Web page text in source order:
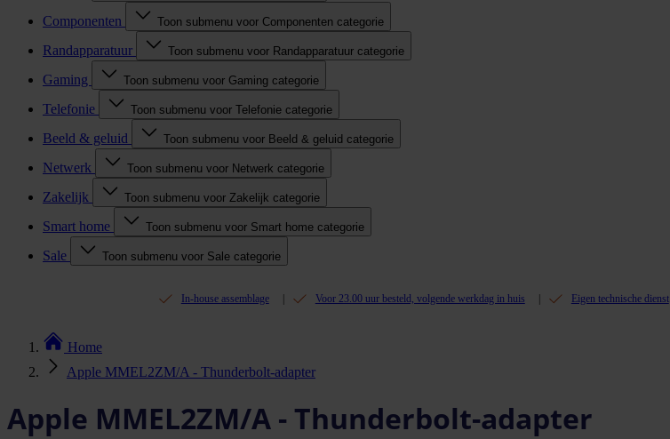
Componenten Toon submenu voor Componenten categorie
Randapparatuur Toon submenu voor Randapparatuur categorie
Gaming Toon submenu voor Gaming categorie
Telefonie Toon submenu voor Telefonie categorie
Beeld & geluid Toon submenu voor Beeld & geluid categorie
Netwerk Toon submenu voor Netwerk categorie
Zakelijk Toon submenu voor Zakelijk categorie
Smart home Toon submenu voor Smart home categorie
Sale Toon submenu voor Sale categorie
In-house assemblage Voor 23.00 uur besteld, volgende werkdag in huis Eigen technische dienst
Home
Apple MMEL2ZM/A - Thunderbolt-adapter
Apple MMEL2ZM/A - Thunderbolt-adapter